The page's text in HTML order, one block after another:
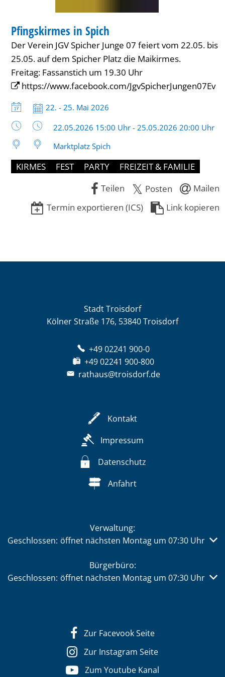
KATEGORIE: FESTIVAL
Pfingskirmes in Spich
Der Verein JGV Spicher Junge 07 feiert vom 22.05. bis
25.05. auf dem Spicher Platz die Maikirmes.
Freitag: Fassanstich um 19.30 Uhr
https://www.facebook.com/JgvSpicherJungen07Ev
Datum:
22. - 25. Mai 2026
Uhrzeit:
22.05.2026 15:00 Uhr - 25.05.2026 20:00 Uhr
Marktplatz Spich
KIRMES FEST PARTY
FREIZEIT & FAMILIE
Teilen
Posten
Mailen
Termin exportieren (ICS)
Link kopieren
Stadt Troisdorf
Kölner Straße 176, 53840 Troisdorf
+49 02241 900-0
+49 02241 900-800
rathaus@troisdorf.de
Kontakt
Impressum
Datenschutz
Anfahrt
Verwaltung:
Klicken, um weitere Öffnungs- oder Schließzeiten
Geschlossen: öffnet nächsten Montag um 07:30 Uhr
Bürgerbüro:
Klicken, um weitere Öffnungs- oder Schließzeiten
Geschlossen: öffnet nächsten Montag um 07:30 Uhr
Zur Facevook Seite
Zur Instagram Seite
Zum Youtube Kanal